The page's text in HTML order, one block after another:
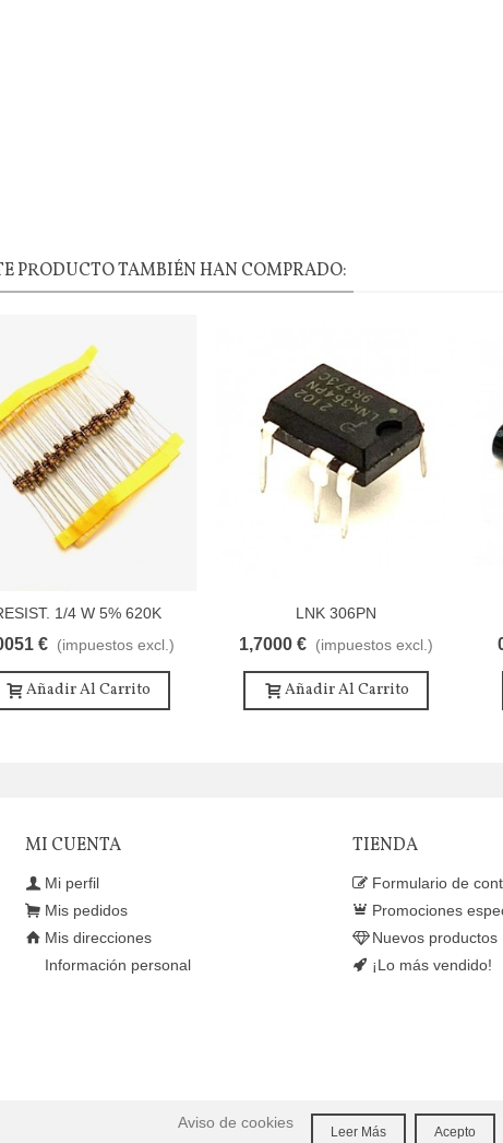
PRODUCTO TAMBIÉN HAN COMPRADO:
1/4 W 5% 620K
€ (impuestos excl.)
Añadir Al Carrito
LNK 306PN
1,7000 € (impuestos excl.)
Añadir Al Carrito
MI CUENTA
Mi perfil
Mis pedidos
Mis direcciones
Información personal
TIENDA
Formulario de
Promociones
Nuevos productos
¡Lo más vendido!
Aviso de cookies
Leer Más Acepto